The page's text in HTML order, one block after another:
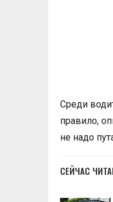
Среди
правило,
не надо
СЕЙЧАС